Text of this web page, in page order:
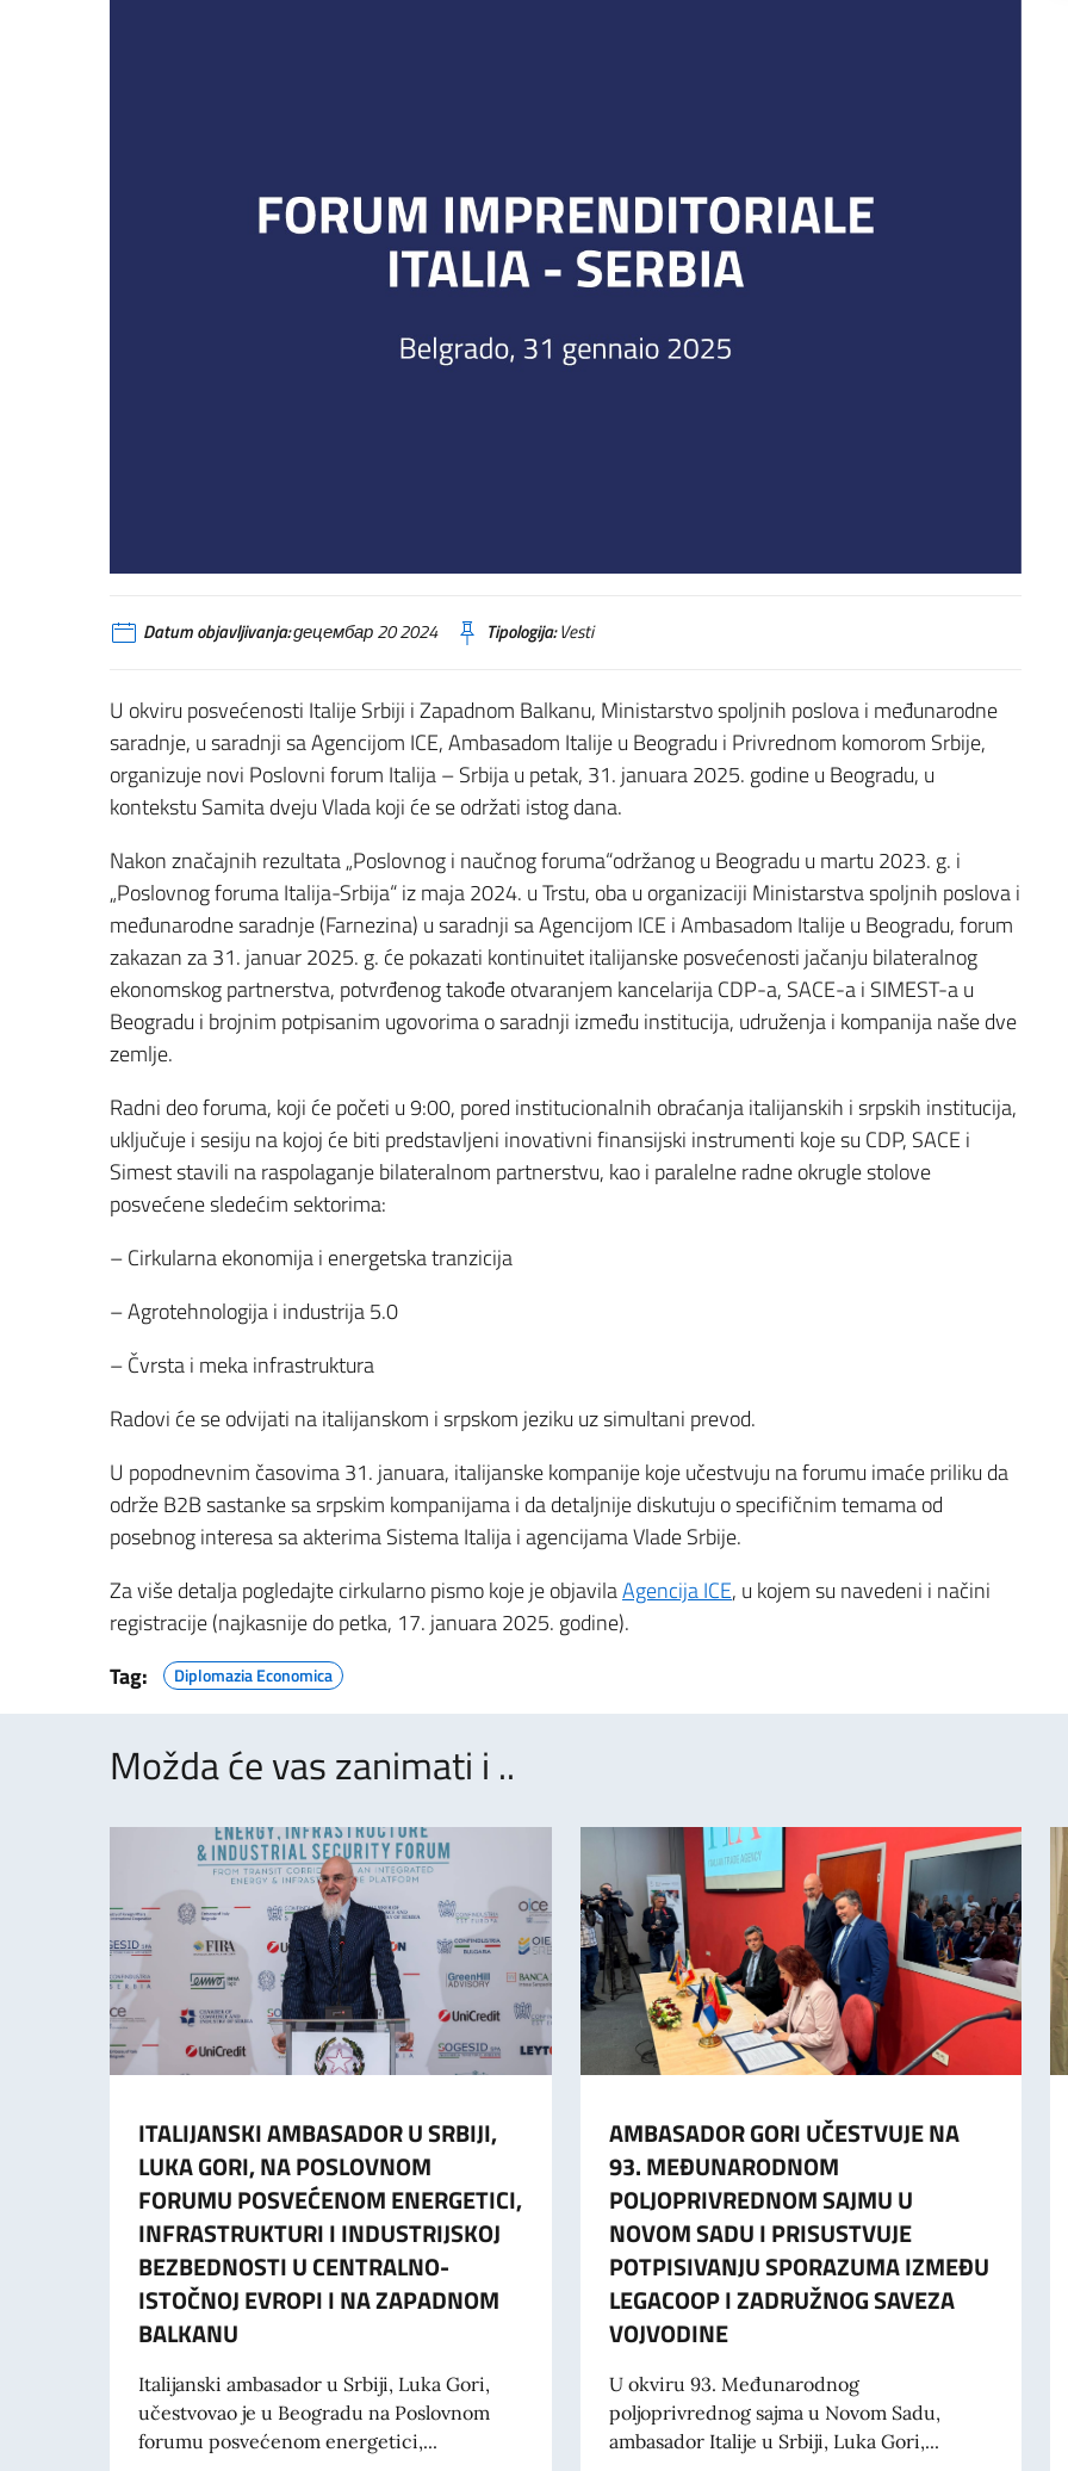
Datum objavljivanja:децембар 20 2024 Tipologija:Vesti
U okviru posvećenosti Italije Srbiji i Zapadnom Balkanu, Ministarstvo spoljnih poslova i međunarodne
saradnje, u saradnji sa Agencijom ICE, Ambasadom Italije u Beogradu i Privrednom komorom Srbije,
organizuje novi Poslovni forum Italija – Srbija u petak, 31. januara 2025. godine u Beogradu, u
kontekstu Samita dveju Vlada koji će se održati istog dana.
Nakon značajnih rezultata „Poslovnog i naučnog foruma“održanog u Beogradu u martu 2023. g. i
„Poslovnog foruma Italija-Srbija“ iz maja 2024. u Trstu, oba u organizaciji Ministarstva spoljnih poslova i
međunarodne saradnje (Farnezina) u saradnji sa Agencijom ICE i Ambasadom Italije u Beogradu, forum
zakazan za 31. januar 2025. g. će pokazati kontinuitet italijanske posvećenosti jačanju bilateralnog
ekonomskog partnerstva, potvrđenog takođe otvaranjem kancelarija CDP-a, SACE-a i SIMEST-a u
Beogradu i brojnim potpisanim ugovorima o saradnji između institucija, udruženja i kompanija naše dve
zemlje.
Radni deo foruma, koji će početi u 9:00, pored institucionalnih obraćanja italijanskih i srpskih institucija,
uključuje i sesiju na kojoj će biti predstavljeni inovativni finansijski instrumenti koje su CDP, SACE i
Simest stavili na raspolaganje bilateralnom partnerstvu, kao i paralelne radne okrugle stolove
posvećene sledećim sektorima:
– Cirkularna ekonomija i energetska tranzicija
– Agrotehnologija i industrija 5.0
– Čvrsta i meka infrastruktura
Radovi će se odvijati na italijanskom i srpskom jeziku uz simultani prevod.
U popodnevnim časovima 31. januara, italijanske kompanije koje učestvuju na forumu imaće priliku da
održe B2B sastanke sa srpskim kompanijama i da detaljnije diskutuju o specifičnim temama od
posebnog interesa sa akterima Sistema Italija i agencijama Vlade Srbije.
Za više detalja pogledajte cirkularno pismo koje je objavilaAgencija ICE, u kojem su navedeni i načini
registracije (najkasnije do petka, 17. januara 2025. godine).
Tag:
Diplomazia Economica
Možda će vas zanimati i ..
ITALIJANSKI AMBASADOR U SRBIJI,
LUKA GORI, NA POSLOVNOM
FORUMU POSVEĆENOM ENERGETICI,
INFRASTRUKTURI I INDUSTRIJSKOJ
BEZBEDNOSTI U CENTRALNO-
ISTOČNOJ EVROPI I NA ZAPADNOM
BALKANU
Italijanski ambasador u Srbiji, Luka Gori,
učestvovao je u Beogradu na Poslovnom
forumu posvećenom energetici,...
AMBASADOR GORI UČESTVUJE NA
93. MEĐUNARODNOM
POLJOPRIVREDNOM SAJMU U
NOVOM SADU I PRISUSTVUJE
POTPISIVANJU SPORAZUMA IZMEĐU
LEGACOOP I ZADRUŽNOG SAVEZA
VOJVODINE
U okviru 93. Međunarodnog
poljoprivrednog sajma u Novom Sadu,
ambasador Italije u Srbiji, Luka Gori,...